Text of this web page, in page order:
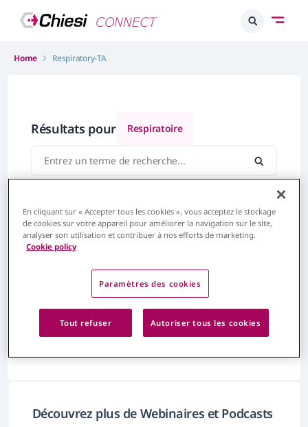
Home Respiratory-TA
Résultats pour Respiratoire
Aucun résultat trouvé
Découvrez plus de Webinaires et Podcasts
En cliquant sur « Accepter tous les cookies », vous acceptez le stockage
de cookies sur votre appareil pour améliorer la navigation sur le site,
analyser son utilisation et contribuer à nos efforts de marketing.
Cookie policy
Paramètres des cookies
Tout refuser Autoriser tous les cookies